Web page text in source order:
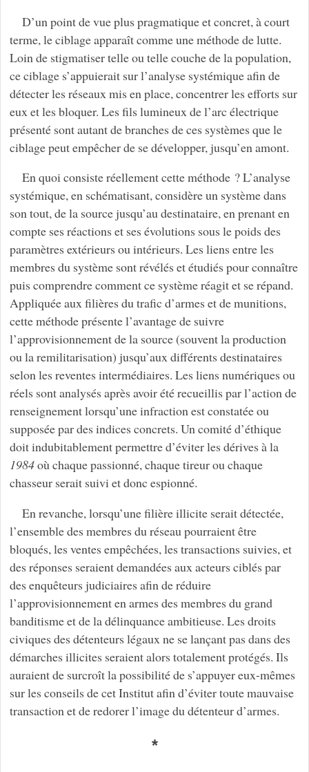
D’un point de vue plus pragmatique et concret, à court
terme, le ciblage apparaît comme une méthode de lutte.
Loin de stigmatiser telle ou telle couche de la population,
ce ciblage s’appuierait sur l’analyse systémique afin de
détecter les réseaux mis en place, concentrer les efforts sur
eux et les bloquer. Les fils lumineux de l’arc électrique
présenté sont autant de branches de ces systèmes que le
ciblage peut empêcher de se développer, jusqu’en amont.
En quoi consiste réellement cette méthode ? L’analyse
systémique, en schématisant, considère un système dans
son tout, de la source jusqu’au destinataire, en prenant en
compte ses réactions et ses évolutions sous le poids des
paramètres extérieurs ou intérieurs. Les liens entre les
membres du système sont révélés et étudiés pour connaître
puis comprendre comment ce système réagit et se répand.
Appliquée aux filières du trafic d’armes et de munitions,
cette méthode présente l’avantage de suivre
l’approvisionnement de la source (souvent la production
ou la remilitarisation) jusqu’aux différents destinataires
selon les reventes intermédiaires. Les liens numériques ou
réels sont analysés après avoir été recueillis par l’action de
renseignement lorsqu’une infraction est constatée ou
supposée par des indices concrets. Un comité d’éthique
doit indubitablement permettre d’éviter les dérives à la
1984où chaque passionné, chaque tireur ou chaque
chasseur serait suivi et donc espionné.
En revanche, lorsqu’une filière illicite serait détectée,
l’ensemble des membres du réseau pourraient être
bloqués, les ventes empêchées, les transactions suivies, et
des réponses seraient demandées aux acteurs ciblés par
des enquêteurs judiciaires afin de réduire
l’approvisionnement en armes des membres du grand
banditisme et de la délinquance ambitieuse. Les droits
civiques des détenteurs légaux ne se lançant pas dans des
démarches illicites seraient alors totalement protégés. Ils
auraient de surcroît la possibilité de s’appuyer eux-mêmes
sur les conseils de cet Institut afin d’éviter toute mauvaise
transaction et de redorer l’image du détenteur d’armes.
*